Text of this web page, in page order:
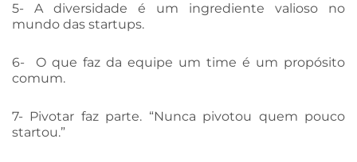
5- A diversidade é um ingrediente valioso no
mundo das startups.
6- O que faz da equipe um time é um propósito
comum.
7- Pivotar faz parte. “Nunca pivotou quem pouco
startou.”